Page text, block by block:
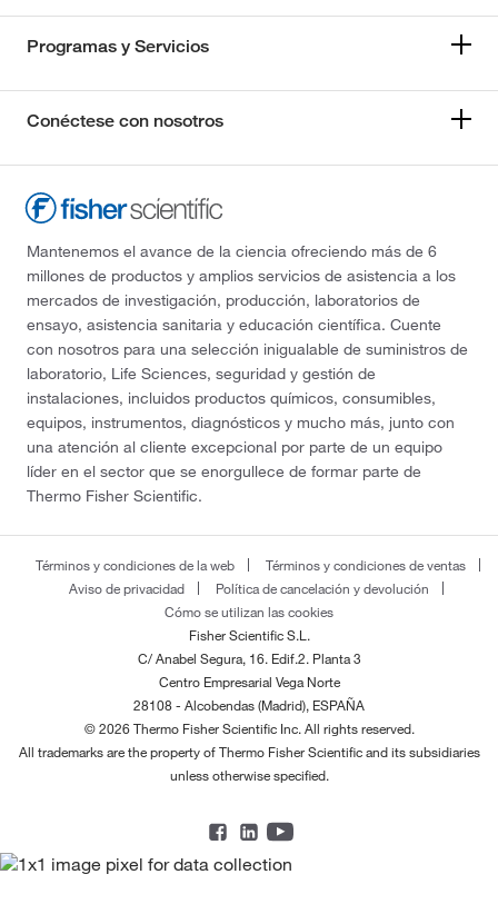
Programas y Servicios
Conéctese con nosotros
Mantenemos el avance de la ciencia ofreciendo más de 6
millones de productos y amplios servicios de asistencia a los
mercados de investigación, producción, laboratorios de
ensayo, asistencia sanitaria y educación científica. Cuente
con nosotros para una selección inigualable de suministros de
laboratorio, Life Sciences, seguridad y gestión de
instalaciones, incluidos productos químicos, consumibles,
equipos, instrumentos, diagnósticos y mucho más, junto con
una atención al cliente excepcional por parte de un equipo
líder en el sector que se enorgullece de formar parte de
Thermo Fisher Scientific.
Términos y condiciones de la web
Términos y condiciones de ventas
Aviso de privacidad
Política de cancelación y devolución
Cómo se utilizan las cookies
Fisher Scientific S.L.
C/ Anabel Segura, 16. Edif.2. Planta 3
Centro Empresarial Vega Norte
28108 - Alcobendas (Madrid), ESPAÑA
© 2026 Thermo Fisher Scientific Inc. All rights reserved.
All trademarks are the property of Thermo Fisher Scientific and its subsidiaries
unless otherwise specified.